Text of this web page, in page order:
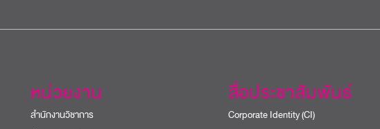
หน่วยงาน
สำนักงานวิชาการ
สื่อประชาสัมพันธ์
Corporate Identity (CI)